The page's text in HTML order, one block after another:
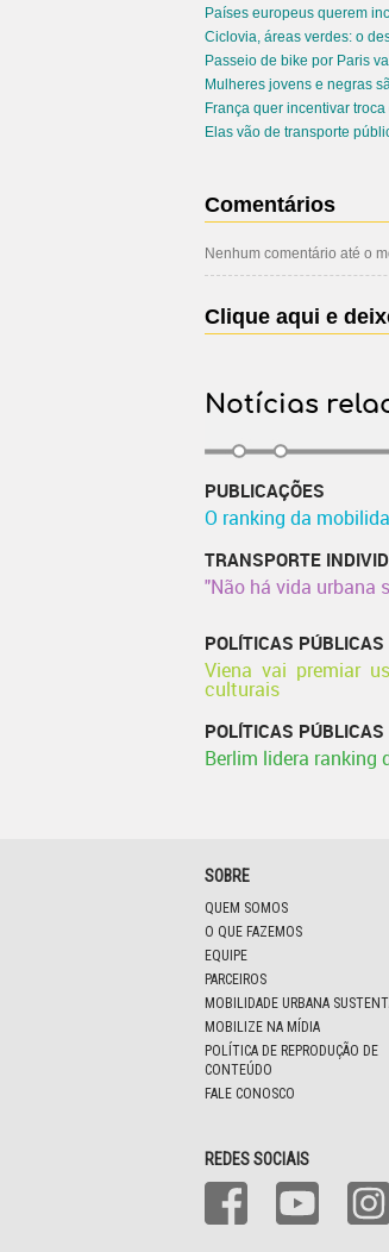
Países europeus querem
Ciclovia, áreas verdes: o
Passeio de bike por Paris
Mulheres jovens e negras
França quer incentivar
Elas vão de transporte
Comentários
Nenhum comentário até o
Clique aqui e
Notícias
PUBLICAÇÕES
O ranking da
TRANSPORTE
"Não há vida urbana
POLÍTICAS PÚBLICAS
Viena vai premiar
culturais
POLÍTICAS PÚBLICAS
Berlim lidera ranking
SOBRE
QUEM SOMOS
O QUE FAZEMOS
EQUIPE
PARCEIROS
MOBILIDADE URBANA
MOBILIZE NA MÍDIA
POLÍTICA DE REPRODUÇÃO DE
CONTEÚDO
FALE CONOSCO
REDES SOCIAIS